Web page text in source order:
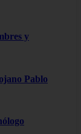
y
Pablo